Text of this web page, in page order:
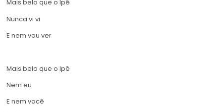
Mais belo que o Ipê
Nunca vi vi
E nem vou ver
Mais belo que o Ipê
Nem eu
E nem você